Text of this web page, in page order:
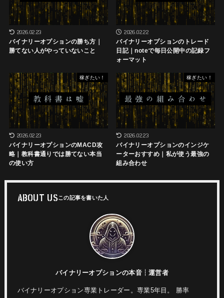
2026.02.23
バイナリーオプションの勝ち方｜
勝てない人がやっていないこと
2026.02.22
バイナリーオプションのトレード
日記｜noteで毎日公開中の記録フ
ォーマット
稼ぎたい！
2026.02.23
バイナリーオプションのMACD攻
略｜教科書通りでは勝てない本当
の使い方
稼ぎたい！
2026.02.23
バイナリーオプションのインジケ
ーターおすすめ｜私が使う最強の
組み合わせ
ABOUT US
バイナリーオプションの本音┆運営者
バイナリーオプション専業トレーダー。専業5年目。 勝率